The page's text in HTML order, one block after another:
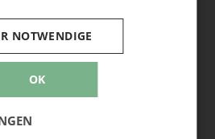
Länge nach. Stepp den
Stoffseite des Armloch.
schmal zurück. Bügel die
OK
NOTWENDIGE